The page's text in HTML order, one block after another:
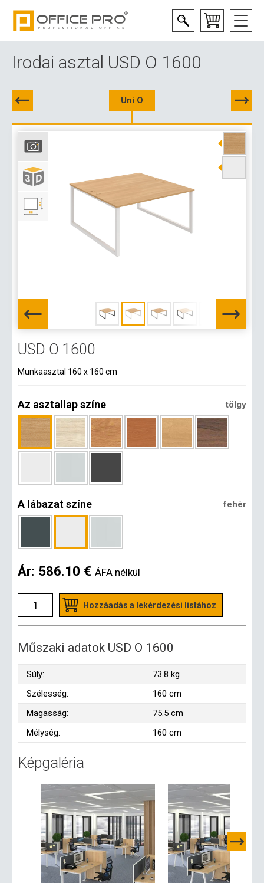
Irodai asztal USD O 1600
Uni O
USD O 1600
Munkaasztal 160 x 160 cm
Az asztallap színe tölgy
A lábazat színe fehér
Ár: 586.10 € ÁFA nélkül
Hozzáadás a lekérdezési listához
Műszaki adatok USD O 1600
Súly:
73.8 kg
Szélesség:
160 cm
Magasság:
75.5 cm
Mélység:
160 cm
Képgaléria